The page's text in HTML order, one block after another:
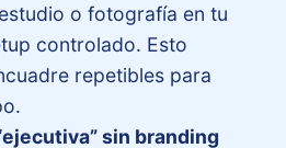
o fotografía en tu
controlado. Esto
repetibles para
sin branding